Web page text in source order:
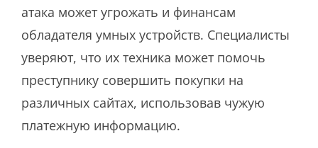
атака может угрожать и финансам
обладателя умных устройств. Специалисты
уверяют, что их техника может помочь
преступнику совершить покупки на
различных сайтах, использовав чужую
платежную информацию.